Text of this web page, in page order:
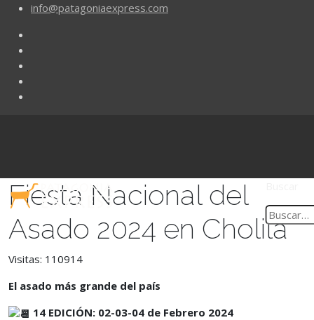
info@patagoniaexpress.com
Fiesta Nacional del
Asado 2024 en Cholila
Visitas: 110914
El asado más grande del país
14 EDICIÓN: 02-03-04 de Febrero 2024